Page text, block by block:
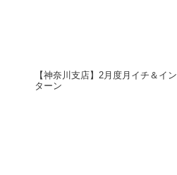
【神奈川支店】2月度月イチ＆イン
ターン